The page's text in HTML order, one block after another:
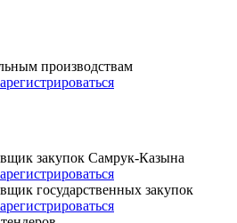
производствам
закупок Самрук-Казына
государственных закупок